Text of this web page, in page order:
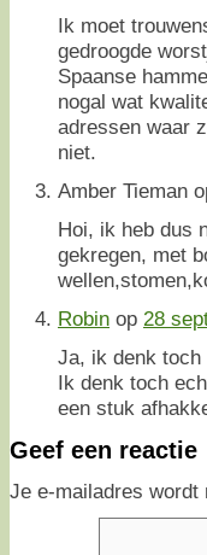
Ik moet
gedroogde
Spaanse
nogal wat
adressen waar
niet.
Amber Tieman
Hoi, ik heb dus
gekregen, met
Robin op 28
Ja, ik denk toch
Ik denk toch
een stuk
Geef een reactie
Je e-mailadres wordt